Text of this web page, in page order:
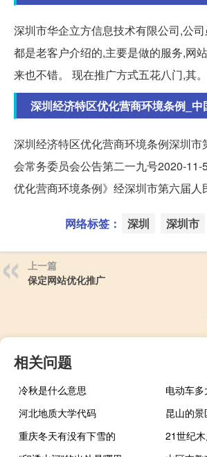
深圳市华企立方信息技术有限公司,公
都是老客户介绍的,主要是做的服务,网
来也不错。 现在推广方式五花八门,其。
深圳经济特区优化营商环境条例_中
深圳经济特区优化营商环境条例深圳市
会常务委员会公告第二一九号2020-11-
优化营商环境条例》经深圳市第六届人
网络标签： 深圳 深圳市
上一篇
保定网站优化推广
相关问题
冷秋是什么意思
电动车
河北地质大学代码
昆山的
重庆冬天有没有下雪的